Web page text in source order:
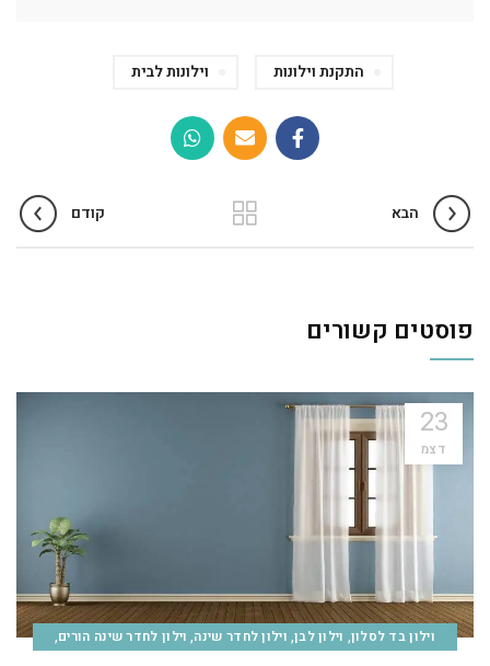
התקנת וילונות וילונות לבית
הבא קודם
פוסטים קשורים
23
דצמ
וילון בד לסלון, וילון לבן, וילון לחדר שינה, וילון לחדר שינה הורים,